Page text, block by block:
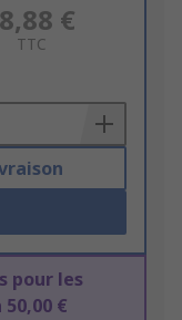
€
TTC
pour les
€